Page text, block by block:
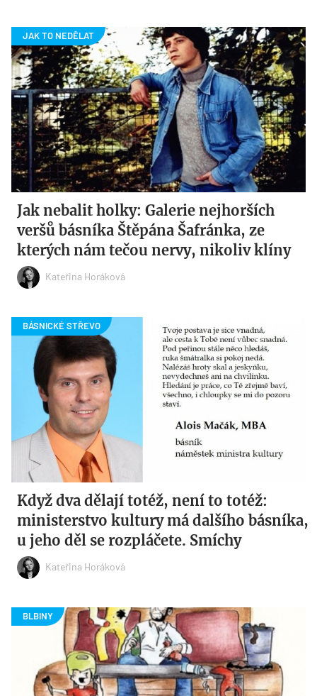
Jak nebalit holky: Galerie nejhorších
veršů básníka Štěpána Šafránka, ze
kterých nám tečou nervy, nikoliv klíny
Kateřina Horáková
Když dva dělají totéž, není to totéž:
ministerstvo kultury má dalšího básníka,
u jeho děl se rozpláčete. Smíchy
Kateřina Horáková